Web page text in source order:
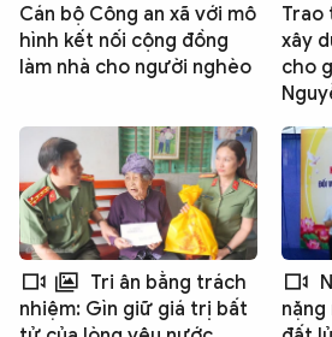
Cán bộ Công an xã với mô
hình kết nối cộng đồng
làm nhà cho người nghèo
Trao
xây
cho
Tri ân bằng trách
nhiệm: Gìn giữ giá trị bất